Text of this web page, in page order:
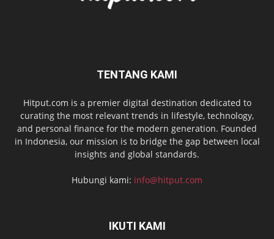
TENTANG KAMI
Hitput.com is a premier digital destination dedicated to
curating the most relevant trends in lifestyle, technology,
and personal finance for the modern generation. Founded
in Indonesia, our mission is to bridge the gap between local
insights and global standards.
Hubungi kami: info@hitput.com
IKUTI KAMI